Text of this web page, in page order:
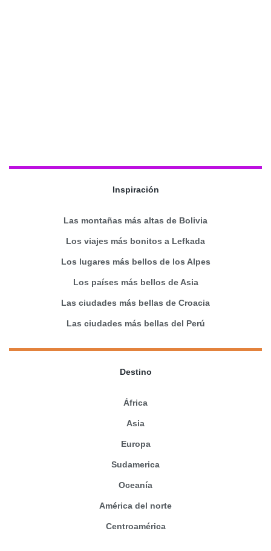
Inspiración
Las montañas más altas de Bolivia
Los viajes más bonitos a Lefkada
Los lugares más bellos de los Alpes
Los países más bellos de Asia
Las ciudades más bellas de Croacia
Las ciudades más bellas del Perú
Destino
África
Asia
Europa
Sudamerica
Oceanía
América del norte
Centroamérica